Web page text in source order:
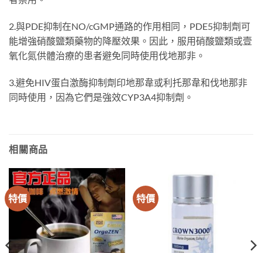
2.與PDE抑制在NO/cGMP通路的作用相同，PDE5抑制劑可
能增強硝酸鹽類藥物的降壓效果。因此，服用硝酸鹽類或壹
氧化氮供體治療的患者避免同時使用伐地那非。
3.避免HIV蛋白激酶抑制劑印地那韋或利托那韋和伐地那非
同時使用，因為它們是強效CYP3A4抑制劑。
相關商品
特價 特價